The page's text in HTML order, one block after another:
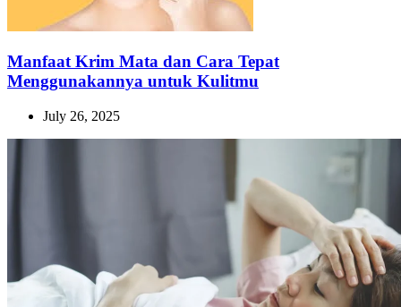
Manfaat Krim Mata dan Cara Tepat
Menggunakannya untuk Kulitmu
July 26, 2025